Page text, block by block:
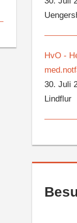
HvO -
30. Juli
Lindflur